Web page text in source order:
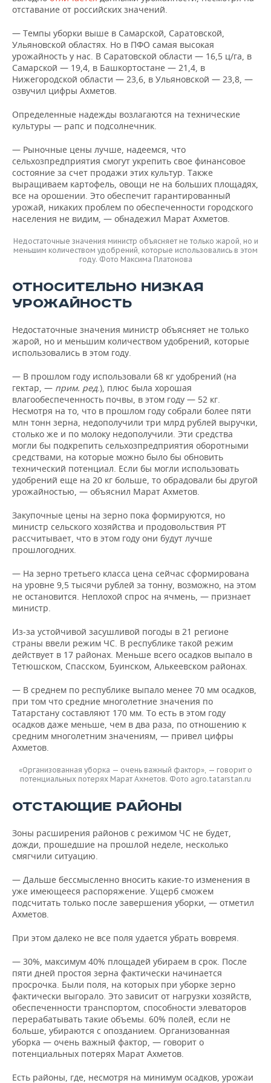
отставание от российских значений.
— Темпы уборки выше в Самарской, Саратовской,
Ульяновской областях. Но в ПФО самая высокая
урожайность у нас. В Саратовской области — 16,5 ц/га, в
Самарской — 19,4, в Башкортостане — 21,4, в
Нижегородской области — 23,6, в Ульяновской — 23,8, —
озвучил цифры Ахметов.
Определенные надежды возлагаются на технические
культуры — рапс и подсолнечник.
— Рыночные цены лучше, надеемся, что
сельхозпредприятия смогут укрепить свое финансовое
состояние за счет продажи этих культур. Также
выращиваем картофель, овощи не на больших площадях,
все на орошении. Это обеспечит гарантированный
урожай, никаких проблем по обеспеченности городского
населения не видим, — обнадежил Марат Ахметов.
Недостаточные значения министр объясняет не только жарой, но и
меньшим количеством удобрений, которые использовались в этом
году. Фото Максима Платонова
ОТНОСИТЕЛЬНО НИЗКАЯ
УРОЖАЙНОСТЬ
Недостаточные значения министр объясняет не только
жарой, но и меньшим количеством удобрений, которые
использовались в этом году.
— В прошлом году использовали 68 кг удобрений (на
гектар, — прим. ред.), плюс была хорошая
влагообеспеченность почвы, в этом году — 52 кг.
Несмотря на то, что в прошлом году собрали более пяти
млн тонн зерна, недополучили три млрд рублей выручки,
столько же и по молоку недополучили. Эти средства
могли бы подкрепить сельхозпредприятия оборотными
средствами, на которые можно было бы обновить
технический потенциал. Если бы могли использовать
удобрений еще на 20 кг больше, то обрадовали бы другой
урожайностью, — объяснил Марат Ахметов.
Закупочные цены на зерно пока формируются, но
министр сельского хозяйства и продовольствия РТ
рассчитывает, что в этом году они будут лучше
прошлогодних.
— На зерно третьего класса цена сейчас сформирована
на уровне 9,5 тысячи рублей за тонну, возможно, на этом
не остановится. Неплохой спрос на ячмень, — признает
министр.
Из-за устойчивой засушливой погоды в 21 регионе
страны ввели режим ЧС. В республике такой режим
действует в 17 районах. Меньше всего осадков выпало в
Тетюшском, Спасском, Буинском, Алькеевском районах.
— В среднем по республике выпало менее 70 мм осадков,
при том что средние многолетние значения по
Татарстану составляют 170 мм. То есть в этом году
осадков даже меньше, чем в два раза, по отношению к
средним многолетним значениям, — привел цифры
Ахметов.
«Организованная уборка — очень важный фактор», — говорит о
потенциальных потерях Марат Ахметов. Фото agro.tatarstan.ru
ОТСТАЮЩИЕ РАЙОНЫ
Зоны расширения районов с режимом ЧС не будет,
дожди, прошедшие на прошлой неделе, несколько
смягчили ситуацию.
— Дальше бессмысленно вносить какие-то изменения в
уже имеющееся распоряжение. Ущерб сможем
подсчитать только после завершения уборки, — отметил
Ахметов.
При этом далеко не все поля удается убрать вовремя.
— 30%, максимум 40% площадей убираем в срок. После
пяти дней простоя зерна фактически начинается
просрочка. Были поля, на которых при уборке зерно
фактически выгорало. Это зависит от нагрузки хозяйств,
обеспеченности транспортом, способности элеваторов
перерабатывать такие объемы. 60% полей, если не
больше, убираются с опозданием. Организованная
уборка — очень важный фактор, — говорит о
потенциальных потерях Марат Ахметов.
Есть районы, где, несмотря на минимум осадков, урожаи